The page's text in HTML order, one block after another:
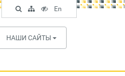
НАШИ САЙТЫ
Поиск
по
сайту
Карта
сайта
Версия
для
слабовидящих
En
English